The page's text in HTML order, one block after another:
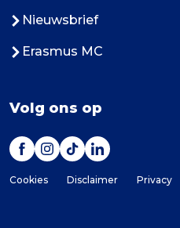
Nieuwsbrief
Erasmus MC
Volg ons op
Cookies Disclaimer Privacy